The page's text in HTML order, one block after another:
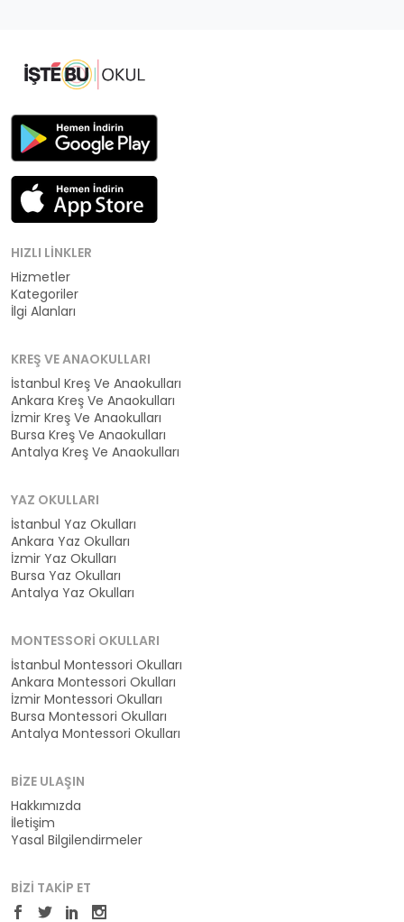
HIZLI LINKLER
Hizmetler
Kategoriler
İlgi Alanları
KREŞ VE ANAOKULLARI
İstanbul Kreş Ve Anaokulları
Ankara Kreş Ve Anaokulları
İzmir Kreş Ve Anaokulları
Bursa Kreş Ve Anaokulları
Antalya Kreş Ve Anaokulları
YAZ OKULLARI
İstanbul Yaz Okulları
Ankara Yaz Okulları
İzmir Yaz Okulları
Bursa Yaz Okulları
Antalya Yaz Okulları
MONTESSORI OKULLARI
İstanbul Montessori Okulları
Ankara Montessori Okulları
İzmir Montessori Okulları
Bursa Montessori Okulları
Antalya Montessori Okulları
BIZE ULAŞIN
Hakkımızda
İletişim
Yasal Bilgilendirmeler
BIZI TAKIP ET